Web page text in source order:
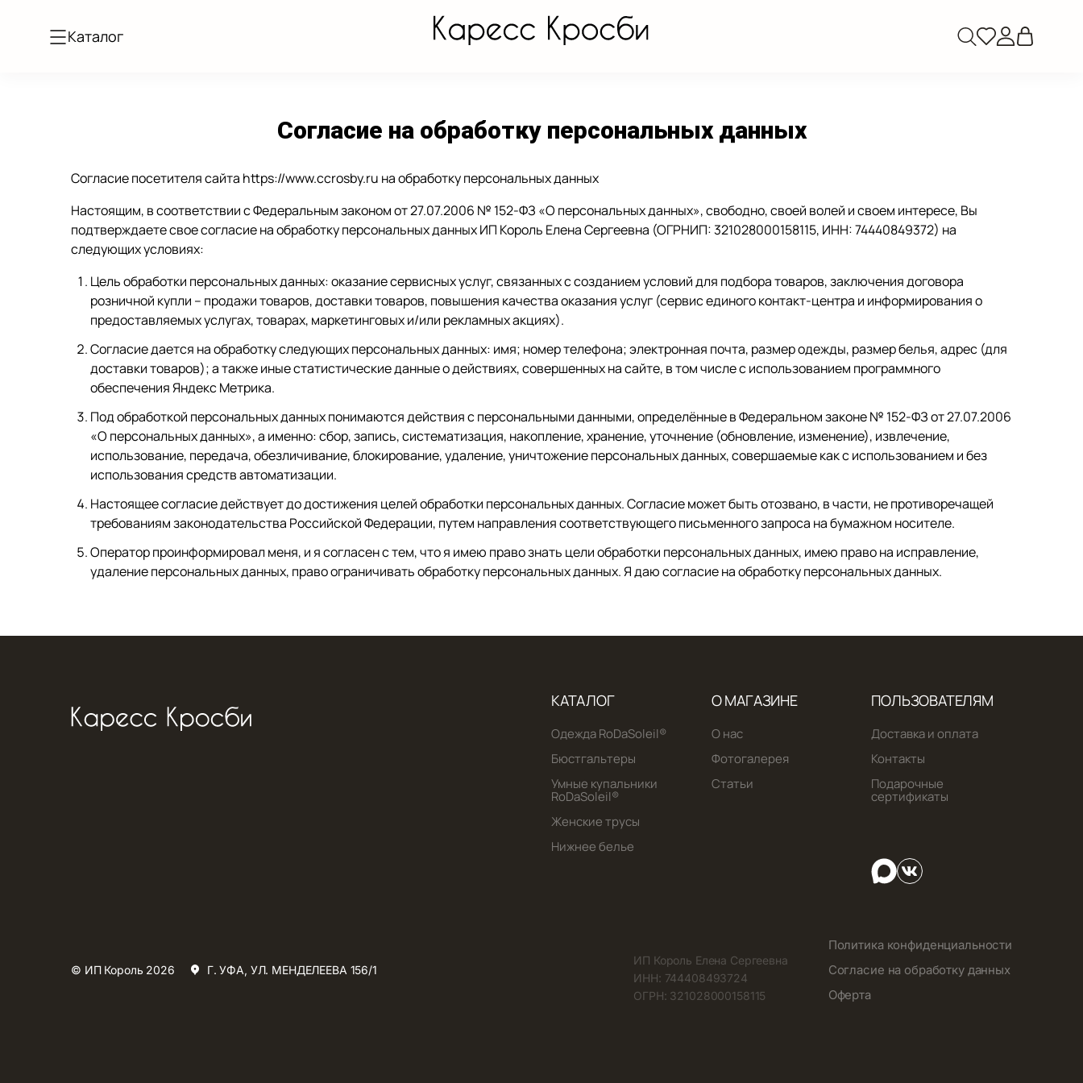
Каталог
Согласие на обработку персональных данных
Согласие посетителя сайта https://www.ccrosby.ru на обработку персональных данных
Настоящим, в соответствии с Федеральным законом от 27.07.2006 № 152-ФЗ «О персональных данных», свободно, своей волей и своем интересе, Вы
подтверждаете свое согласие на обработку персональных данных ИП Король Елена Сергеевна (ОГРНИП: 321028000158115, ИНН: 74440849372) на
следующих условиях:
Цель обработки персональных данных: оказание сервисных услуг, связанных с созданием условий для подбора товаров, заключения договора
розничной купли – продажи товаров, доставки товаров, повышения качества оказания услуг (сервис единого контакт-центра и информирования о
предоставляемых услугах, товарах, маркетинговых и/или рекламных акциях).
Согласие дается на обработку следующих персональных данных: имя; номер телефона; электронная почта, размер одежды, размер белья, адрес (для
доставки товаров); а также иные статистические данные о действиях, совершенных на сайте, в том числе с использованием программного
обеспечения Яндекс Метрика.
Под обработкой персональных данных понимаются действия с персональными данными, определённые в Федеральном законе № 152-ФЗ от 27.07.2006
«О персональных данных», а именно: сбор, запись, систематизация, накопление, хранение, уточнение (обновление, изменение), извлечение,
использование, передача, обезличивание, блокирование, удаление, уничтожение персональных данных, совершаемые как с использованием и без
использования средств автоматизации.
Настоящее согласие действует до достижения целей обработки персональных данных. Согласие может быть отозвано, в части, не противоречащей
требованиям законодательства Российской Федерации, путем направления соответствующего письменного запроса на бумажном носителе.
Оператор проинформировал меня, и я согласен с тем, что я имею право знать цели обработки персональных данных, имею право на исправление,
удаление персональных данных, право ограничивать обработку персональных данных. Я даю согласие на обработку персональных данных.
КАТАЛОГ
Одежда RoDaSoleil®️
Бюстгальтеры
Умные купальники
RoDaSoleil®️
Женские трусы
Нижнее белье
О МАГАЗИНЕ
О нас
Фотогалерея
Статьи
ПОЛЬЗОВАТЕЛЯМ
Доставка и оплата
Контакты
Подарочные
сертификаты
© ИП Король 2026 Г. УФА, УЛ. МЕНДЕЛЕЕВА 156/1
ИП Король Елена Сергеевна
ИНН: 744408493724
ОГРН: 321028000158115
Политика конфиденциальности
Согласие на обработку данных
Оферта